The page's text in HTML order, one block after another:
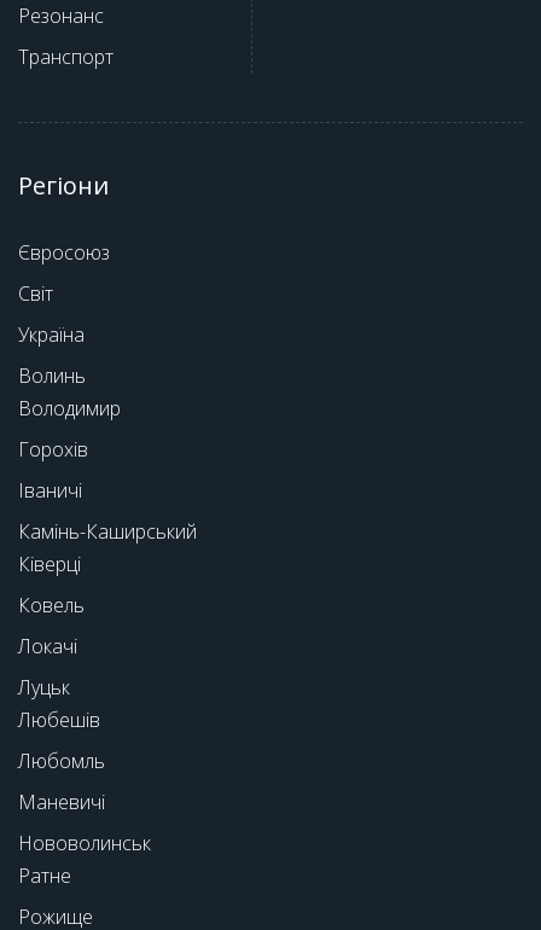
Резонанс
Транспорт
Регіони
Євросоюз
Світ
Україна
Волинь
Володимир
Горохів
Іваничі
Камінь-Каширський
Ківерці
Ковель
Локачі
Луцьк
Любешів
Любомль
Маневичі
Нововолинськ
Ратне
Рожище